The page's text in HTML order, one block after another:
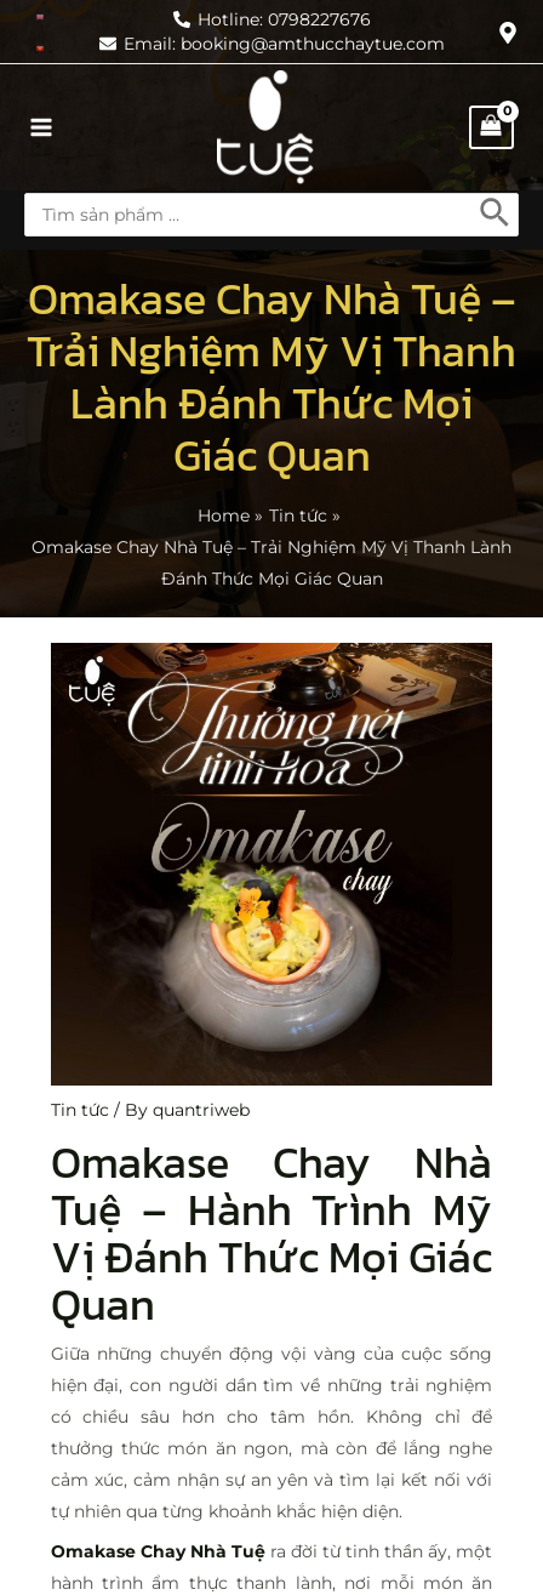
Hotline: 0798227676
Email: booking@amthucchaytue.com
Menu
Search
for:
Omakase Chay Nhà Tuệ –
Trải Nghiệm Mỹ Vị Thanh
Lành Đánh Thức Mọi
Giác Quan
Home
Tin tức
Omakase Chay Nhà Tuệ – Trải Nghiệm Mỹ Vị Thanh Lành
Đánh Thức Mọi Giác Quan
Tin tức/ By quantriweb
Omakase Chay Nhà
Tuệ – Hành Trình Mỹ
Vị Đánh Thức Mọi Giác
Quan
Giữa những chuyển động vội vàng của cuộc sống
hiện đại, con người dần tìm về những trải nghiệm
có chiều sâu hơn cho tâm hồn. Không chỉ để
thưởng thức món ăn ngon, mà còn để lắng nghe
cảm xúc, cảm nhận sự an yên và tìm lại kết nối với
tự nhiên qua từng khoảnh khắc hiện diện.
Omakase Chay Nhà Tuệra đời từ tinh thần ấy, một
hành trình ẩm thực thanh lành, nơi mỗi món ăn